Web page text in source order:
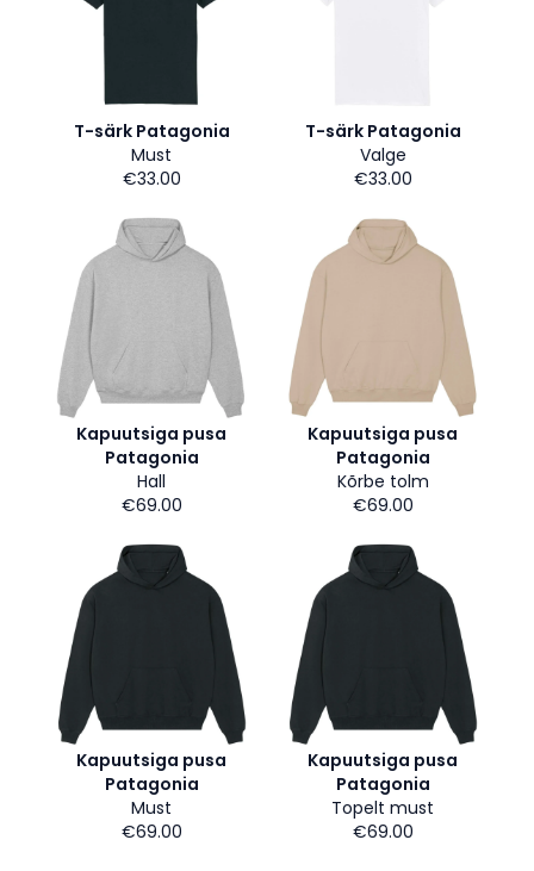
T-särk Patagonia
Must
€33.00
T-särk Patagonia
Valge
€33.00
Kapuutsiga pusa
Patagonia
Hall
€69.00
Kapuutsiga pusa
Patagonia
Kõrbe tolm
€69.00
Kapuutsiga pusa
Patagonia
Must
€69.00
Kapuutsiga pusa
Patagonia
Topelt must
€69.00